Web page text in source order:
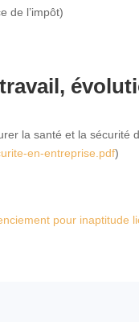
de l’impôt)
la santé et la sécurité
en-entreprise.pdf)
pour inaptitude